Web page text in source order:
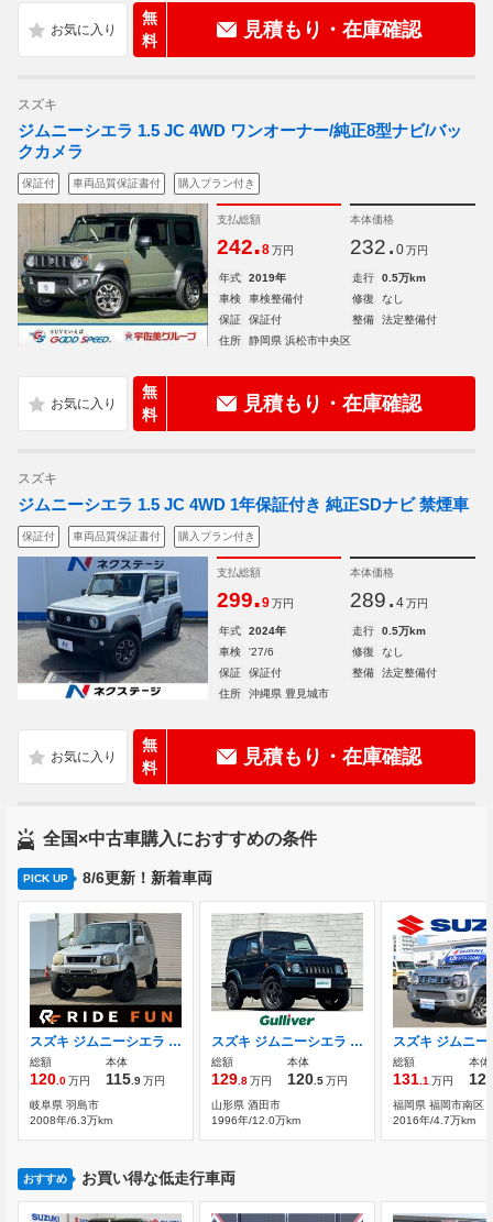
無
料
見積もり・在庫確認
スズキ
ジムニーシエラ 1.5 JC 4WD ワンオーナー/純正8型ナビ/バッ
クカメラ
保証付 車両品質保証書付 購入プラン付き
支払総額
242.8 万円
本体価格
232. 0 万円
年式 2019年 走行
0.5万km
車検
車検整備付 修復
なし
保証
保証付 整備
法定整備付
住所
静岡県 浜松市中央区
無
料
見積もり・在庫確認
スズキ
ジムニーシエラ 1.5 JC 4WD 1年保証付き 純正SDナビ 禁煙車
保証付 車両品質保証書付 購入プラン付き
支払総額
299.9 万円
本体価格
289. 4 万円
年式 2024年 走行
0.5万km
車検
'27/6 修復
なし
保証
保証付 整備
法定整備付
住所
沖縄県 豊見城市
無
料
見積もり・在庫確認
全国×中古車購入におすすめの条件
PICK UP 8/6更新！新着車両
スズキ ジムニーシエラ 1.3 4WD 社外ナビ.リフトアップ 社外マフラー キー
総額
120 .0万円
本体
115 .9万円
岐阜県 羽島市
2008年/6.3万km
スズキ ジムニーシエラ 1.3 4WD パートタイム4WD トランスファーレバー
総額
129 .8万円
本体
120 .5万円
山形県 酒田市
1996年/12.0万km
総額
131 .1 万円
本体
福岡県 福岡市南区
2016年/4.7万km
おすすめ お買い得な低走行車両